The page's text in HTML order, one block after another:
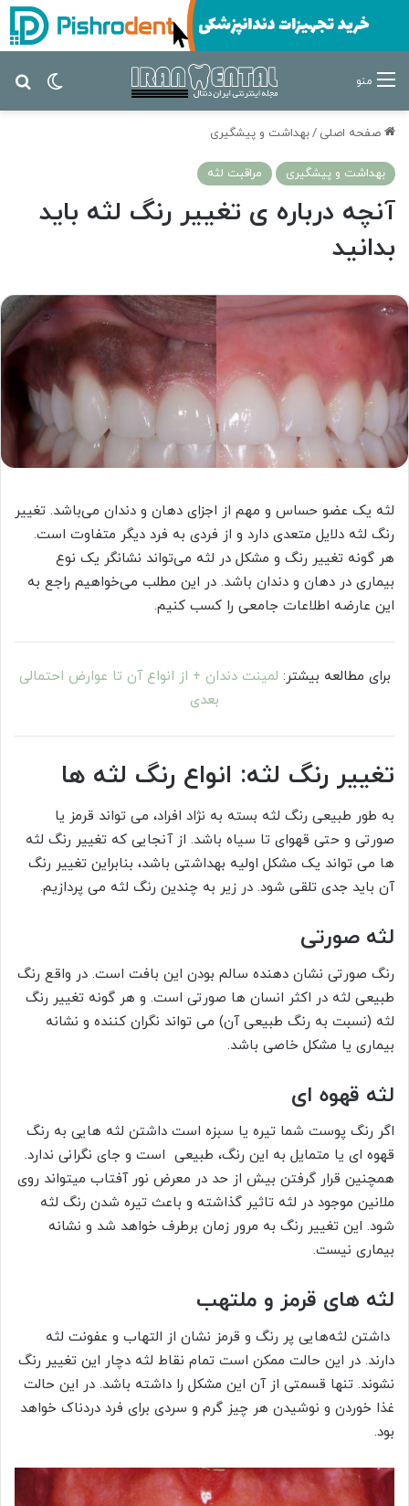
تغییر منو
صفحه اصلی /بهداشت و پیشگیری
بهداشت و پیشگیری مراقبت لثه
آنچه درباره ی تغییر رنگ لثه باید
بدانید
لثه یک عضو حساس و مهم از اجزای دهان و دندان می‌باشد. تغییر
رنگ لثه دلایل متعدی دارد و از فردی به فرد دیگر متفاوت است.
هر گونه تغییر رنگ و مشکل در لثه می‌تواند نشانگر یک نوع
بیماری در دهان و دندان باشد. در این مطلب می‌خواهیم راجع به
این عارضه اطلاعات جامعی را کسب کنیم.
برای مطالعه بیشتر: لمینت دندان + از انواع آن تا عوارض احتمالی
بعدی
تغییر رنگ لثه: انواع رنگ لثه ها
به طور طبیعی رنگ لثه بسته به نژاد افراد، می تواند قرمز یا
صورتی و حتی قهوای تا سیاه باشد. از آنجایی که تغییر رنگ لثه
ها می تواند یک مشکل اولیه بهداشتی باشد، بنابراین تغییر رنگ
آن باید جدی تلقی شود. در زیر به چندین رنگ لثه می پردازیم.
لثه صورتی
رنگ صورتی نشان دهنده سالم بودن این بافت است. در واقع رنگ
طبیعی لثه در اکثر انسان ها صورتی است. و هر گونه تغییر رنگ
لثه (نسبت به رنگ طبیعی آن) می تواند نگران کننده و نشانه
بیماری یا مشکل خاصی باشد.
لثه قهوه ای
اگر رنگ پوست شما تیره یا سبزه است داشتن لثه هایی به رنگ
قهوه ای یا متمایل به این رنگ، طبیعی است و جای نگرانی ندارد.
همچنین قرار گرفتن بیش از حد در معرض نور آفتاب میتواند روی
ملانین موجود در لثه تاثیر گذاشته و باعث تیره شدن رنگ لثه
شود. این تغییر رنگ به مرور زمان برطرف خواهد شد و نشانه
بیماری نیست.
لثه ‌های قرمز و ملتهب
داشتن لثه‌هایی پر رنگ و قرمز نشان از التهاب و عفونت لثه
دارند. در این حالت ممکن است تمام نقاط لثه دچار این تغییر رنگ
نشوند. تنها قسمتی از آن این مشکل را داشته باشد. در این حالت
غذا خوردن و نوشیدن هر چيز گرم و سردی برای فرد دردناک خواهد
بود.